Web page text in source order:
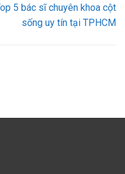
5 bác sĩ chuyên khoa cột
sống uy tín tại TPHCM